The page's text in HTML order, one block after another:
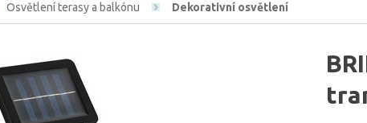
Osvětlení terasy a balkónu Dekorativní osvětlení